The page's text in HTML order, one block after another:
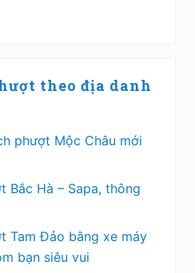
theo địa danh
phượt Mộc Châu mới
Bắc Hà – Sapa, thông
Tam Đảo bằng xe máy
bạn siêu vui